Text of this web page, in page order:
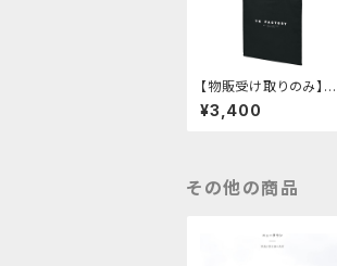
【物販受け取りのみ】YK
F10THバッグ【サイン会
対象】
¥3,400
その他の商品